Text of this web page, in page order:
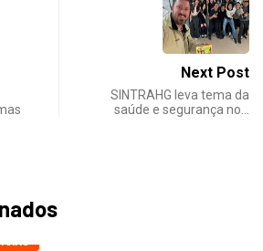
Next Post
SINTRAHG leva tema da
saúde e segurança no…